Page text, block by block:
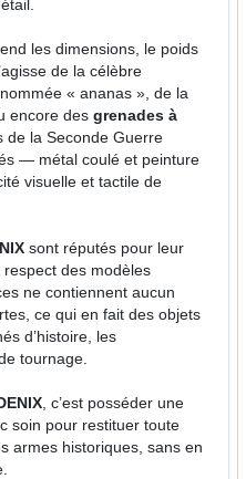
les dimensions, le poids
de la célèbre
« ananas », de la
encore desgrenades à
de la Seconde Guerre
— métal coulé et peinture
visuelle et tactile de
sont réputés pour leur
des modèles
ne contiennent aucun
ce qui en fait des objets
d’histoire, les
tournage.
, c’est posséder une
soin pour restituer toute
armes historiques, sans en